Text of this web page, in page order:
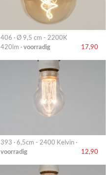
406 · Ø 9,5 cm - 2200K
420lm · voorradig 17,90
393 · 6,5cm - 2400 Kelvin ·
voorradig
12,90